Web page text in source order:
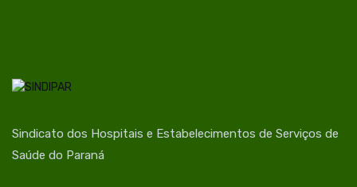
Sindicato dos Hospitais e Estabelecimentos de Serviços de
Saúde do Paraná